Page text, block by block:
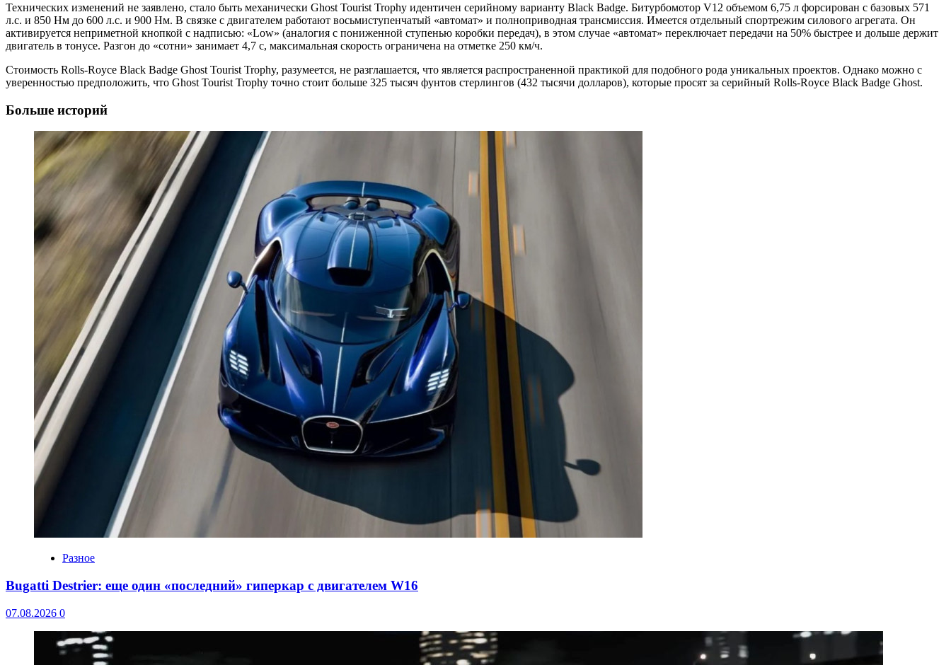
Технических изменений не заявлено, стало быть механически Ghost Tourist Trophy идентичен серийному варианту Black Badge. Битурбомотор V12 объемом 6,75 л форсирован с базовых 571
л.с. и 850 Нм до 600 л.с. и 900 Нм. В связке с двигателем работают восьмиступенчатый «автомат» и полноприводная трансмиссия. Имеется отдельный спортрежим силового агрегата. Он
активируется неприметной кнопкой с надписью: «Low» (аналогия с пониженной ступенью коробки передач), в этом случае «автомат» переключает передачи на 50% быстрее и дольше держит
двигатель в тонусе. Разгон до «сотни» занимает 4,7 с, максимальная скорость ограничена на отметке 250 км/ч.
Стоимость Rolls-Royce Black Badge Ghost Tourist Trophy, разумеется, не разглашается, что является распространенной практикой для подобного рода уникальных проектов. Однако можно с
уверенностью предположить, что Ghost Tourist Trophy точно стоит больше 325 тысяч фунтов стерлингов (432 тысячи долларов), которые просят за серийный Rolls-Royce Black Badge Ghost.
Больше историй
Разное
Bugatti Destrier: еще один «последний» гиперкар с двигателем W16
07.08.2026 0